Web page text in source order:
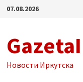
Перейти
07.08.2026
Новости Иркутска